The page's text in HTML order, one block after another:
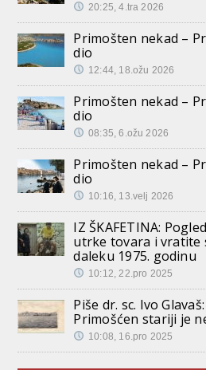
20:25, 4.tra 2026
Primošten nekad –
dio
12:44, 18.ožu 2026
Primošten nekad –
dio
08:35, 6.ožu 2026
Primošten nekad –
dio
10:16, 13.velj 2026
IZ ŠKAFETINA:
utrke tovara i vratite
daleku 1975. godinu
10:12, 22.pro 2025
Piše dr. sc. Ivo
Primošćen stariji je
10:08, 16.pro 2025